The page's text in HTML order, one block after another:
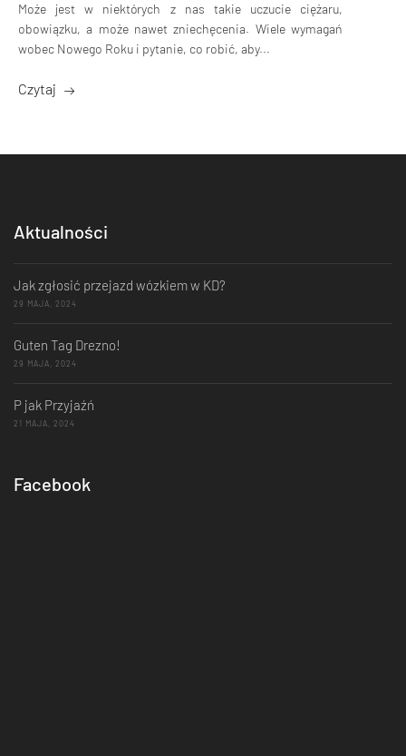
Może jest w niektórych z nas takie uczucie ciężaru,
obowiązku, a może nawet zniechęcenia. Wiele wymagań
wobec Nowego Roku i pytanie, co robić, aby...
Czytaj
Aktualności
Jak zgłosić przejazd wózkiem w KD?
29 MAJA, 2024
Guten Tag Drezno!
29 MAJA, 2024
P jak Przyjaźń
21 MAJA, 2024
Facebook